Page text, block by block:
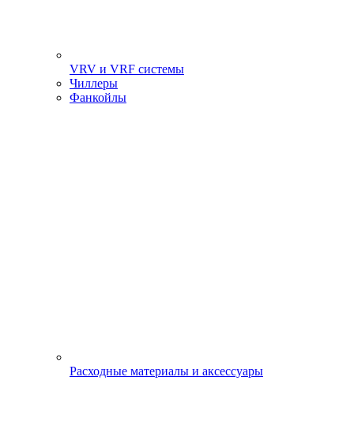
VRV и VRF системы
Чиллеры
Фанкойлы
Расходные материалы и аксессуары